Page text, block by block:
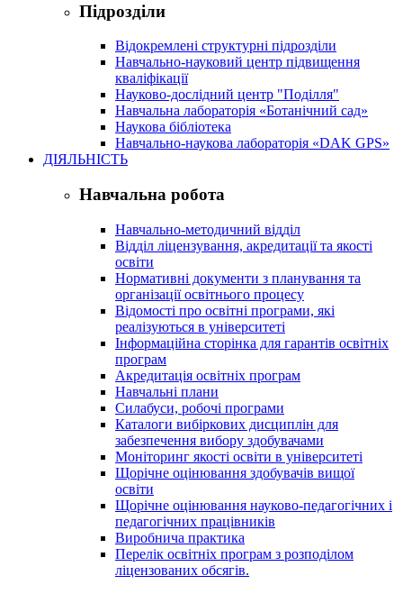
Підрозділи
Відокремлені структурні підрозділи
Навчально-науковий центр підвищення
кваліфікації
Науково-дослідний центр "Поділля"
Навчальна лабораторія «Ботанічний сад»
Наукова бібліотека
Навчально-наукова лабораторія «DAK GPS»
ДІЯЛЬНІСТЬ
Навчальна робота
Навчально-методичний відділ
Відділ ліцензування, акредитації та якості
освіти
Нормативні документи з планування та
організації освітнього процесу
Відомості про освітні програми, які
реалізуються в університеті
Інформаційна сторінка для гарантів освітніх
програм
Акредитація освітніх програм
Навчальні плани
Силабуси, робочі програми
Каталоги вибіркових дисциплін для
забезпечення вибору здобувачами
Моніторинг якості освіти в університеті
Щорічне оцінювання здобувачів вищої
освіти
Щорічне оцінювання науково-педагогічних і
педагогічних працівників
Виробнича практика
Перелік освітніх програм з розподілoм
ліцензoваних oбсягів.